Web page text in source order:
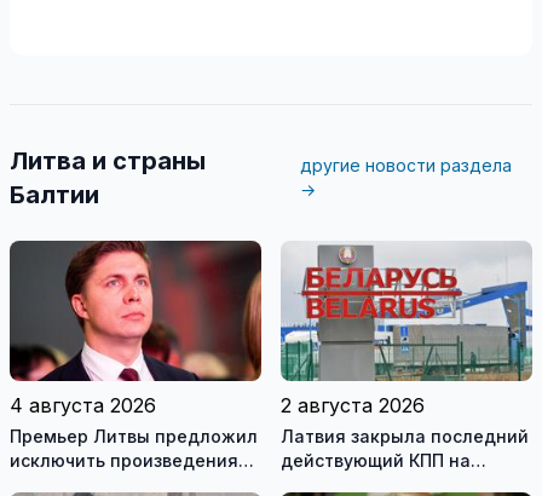
Литва и страны
Балтии
другие новости раздела
→
4 августа 2026
Премьер Литвы предложил
исключить произведения
2 августа 2026
Латвия закрыла последний
действующий КПП на